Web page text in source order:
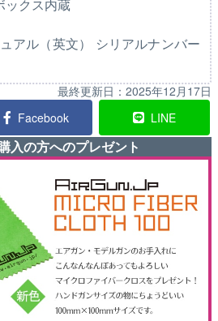
ックス内蔵
アル（英文） シリアルナンバー
最終更新日： 2025年12月17日
Facebook LINE
入の方へのプレゼント